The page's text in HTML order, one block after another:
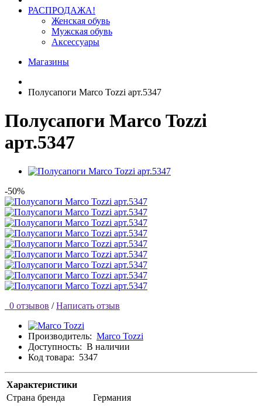
РАСПРОДАЖА!
Женская обувь
Мужская обувь
Аксессуары
Магазины
Полусапоги Marco Tozzi арт.5347
Полусапоги Marco Tozzi
арт.5347
-50%
0 отзывов / Написать отзыв
Производитель: Marco Tozzi
Доступность: В наличии
Код товара: 5347
Характеристики
Страна бренда
Германия